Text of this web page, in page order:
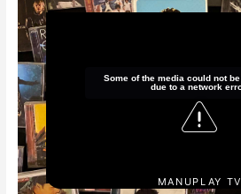
MANUPLAY TV